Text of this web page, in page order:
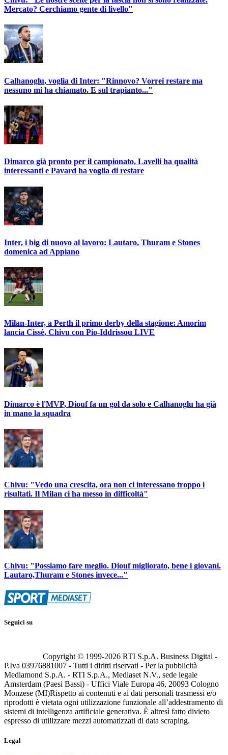
Mercato? Cerchiamo gente di livello"
Calhanoglu, voglia di Inter: "Rinnovo? Vorrei restare ma
nessuno mi ha chiamato. E sul trapianto..."
Dimarco già pronto per il campionato, Lavelli ha qualità
interessanti e Pavard ha voglia di restare
Inter, i big di nuovo al lavoro: Lautaro, Thuram e Stones
domenica ad Appiano
Milan-Inter, a Perth il primo derby della stagione: Amorim
lancia Cissè, Chivu con Pio-Iddrissou LIVE
Dimarco è l'MVP, Diouf fa un gol da solo e Calhanoglu ha già
in mano la squadra
Chivu: "Vedo una crescita, ora non ci interessano troppo i
risultati. Il Milan ci ha messo in difficoltà"
Chivu: "Possiamo fare meglio. Diouf migliorato, bene i giovani.
Lautaro,Thuram e Stones invece..."
Seguici su
Copyright © 1999-2026 RTI S.p.A. Business Digital -
P.Iva 03976881007 - Tutti i diritti riservati - Per la pubblicità
Mediamond S.p.A. - RTI S.p.A., Mediaset N.V., sede legale
Amsterdam (Paesi Bassi) - Uffici Viale Europa 46, 20093 Cologno
Monzese (MI)Rispetto ai contenuti e ai dati personali trasmessi e/o
riprodotti è vietata ogni utilizzazione funzionale all’addestramento di
sistemi di intelligenza artificiale generativa. È altresì fatto divieto
espresso di utilizzare mezzi automatizzati di data scraping.
Legal